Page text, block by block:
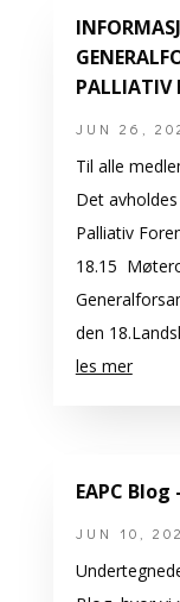
PALLIATIV
JUN 26,
Til alle
Det
Palliativ
18.15
den
les mer
EAPC
JUN 10,